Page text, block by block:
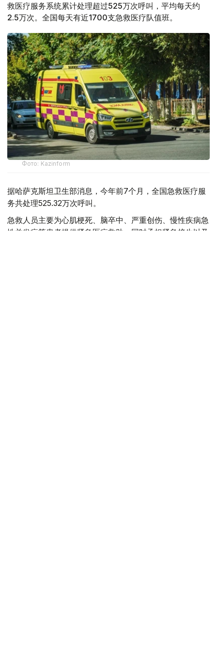
救医疗服务系统累计处理超过525万次呼叫，平均每天约
2.5万次。全国每天有近1700支急救医疗队值班。
Фото: Kazinform
据哈萨克斯坦卫生部消息，今年前7个月，全国急救医疗服
务共处理525.32万次呼叫。
急救人员主要为心肌梗死、脑卒中、严重创伤、慢性疾病急
性并发症等患者提供紧急医疗救助，同时承担紧急接生以及